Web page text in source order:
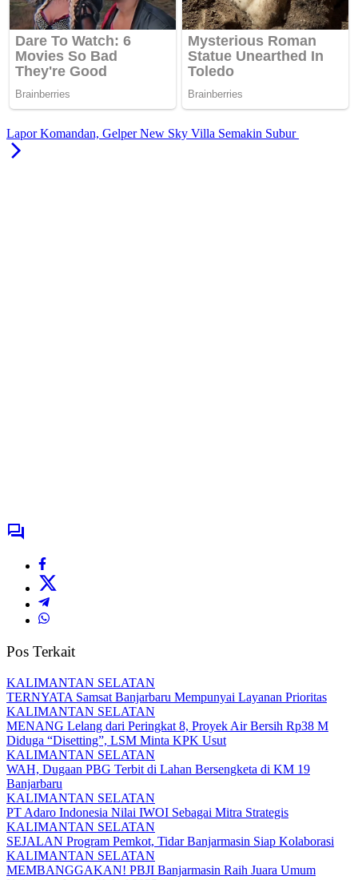
Lapor Komandan, Gelper New Sky Villa Semakin Subur
Pos Terkait
KALIMANTAN SELATAN
TERNYATA Samsat Banjarbaru Mempunyai Layanan Prioritas
KALIMANTAN SELATAN
MENANG Lelang dari Peringkat 8, Proyek Air Bersih Rp38 M
Diduga “Disetting”, LSM Minta KPK Usut
KALIMANTAN SELATAN
WAH, Dugaan PBG Terbit di Lahan Bersengketa di KM 19
Banjarbaru
KALIMANTAN SELATAN
PT Adaro Indonesia Nilai IWOI Sebagai Mitra Strategis
KALIMANTAN SELATAN
SEJALAN Program Pemkot, Tidar Banjarmasin Siap Kolaborasi
KALIMANTAN SELATAN
MEMBANGGAKAN! PBJI Banjarmasin Raih Juara Umum